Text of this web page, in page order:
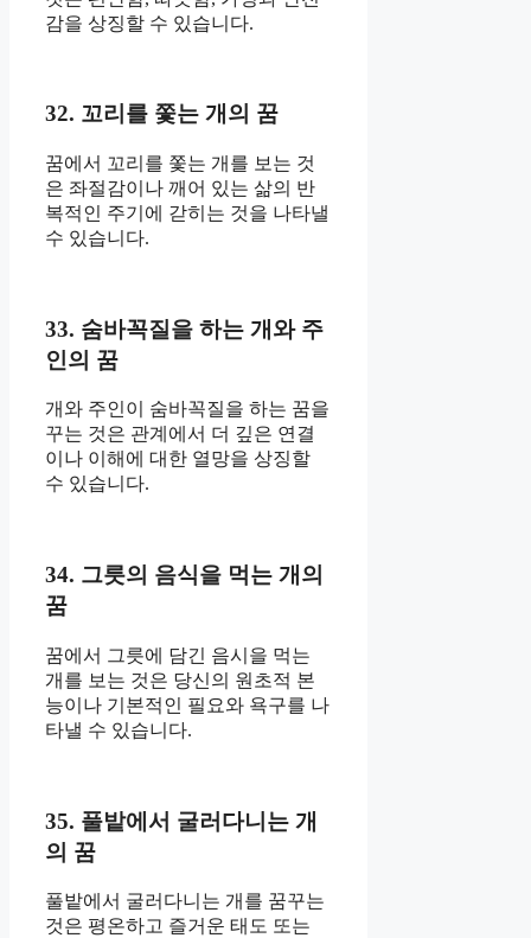
감을 상징할 수 있습니다.
32. 꼬리를 쫓는 개의 꿈
꿈에서 꼬리를 쫓는 개를 보는 것
은 좌절감이나 깨어 있는 삶의 반
복적인 주기에 갇히는 것을 나타낼
수 있습니다.
33. 숨바꼭질을 하는 개와 주
인의 꿈
개와 주인이 숨바꼭질을 하는 꿈을
꾸는 것은 관계에서 더 깊은 연결
이나 이해에 대한 열망을 상징할
수 있습니다.
34. 그릇의 음식을 먹는 개의
꿈
꿈에서 그릇에 담긴 음시을 먹는
개를 보는 것은 당신의 원초적 본
능이나 기본적인 필요와 욕구를 나
타낼 수 있습니다.
35. 풀밭에서 굴러다니는 개
의 꿈
풀밭에서 굴러다니는 개를 꿈꾸는
것은 평온하고 즐거운 태도 또는